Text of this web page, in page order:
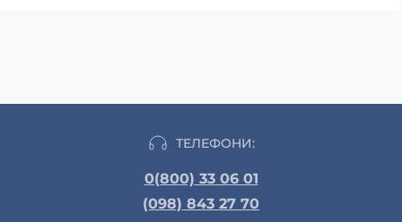
ТЕЛЕФОНИ:
0(800) 33 06 01
(098) 843 27 70